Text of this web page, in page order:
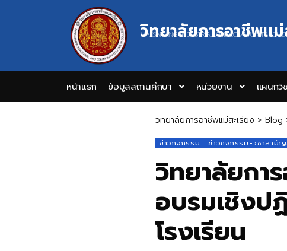
วิทยาลัยการอาชีพแม่
MAESARIANG INDUSTRIAL AND COMMUNITY
หน้าแรก ข้อมูลสถานศึกษา หน่วยงาน แผนกวิ
วิทยาลัยการอาชีพแม่สะเรียง > Blog
ข่าวกิจกรรม ข่าวกิจกรรม-วิชาสามั
วิทยาลัยกา
อบรมเชิงป
โรงเรียน